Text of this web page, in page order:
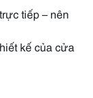
tiếp – nên
kế của cửa